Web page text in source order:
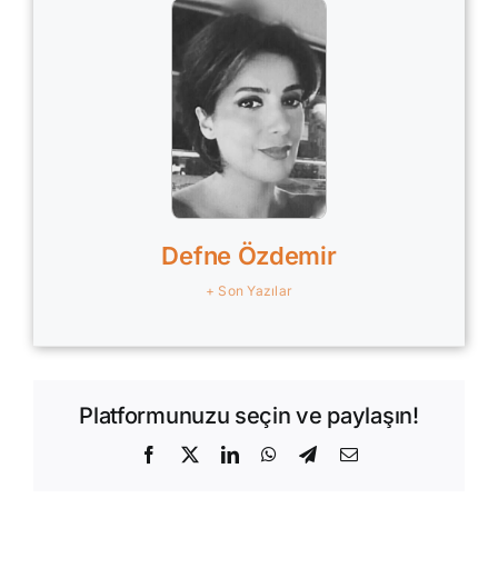
Defne Özdemir
+ Son Yazılar
Platformunuzu seçin ve paylaşın!
Facebook
X LinkedInWhatsApp
Telegram
E-